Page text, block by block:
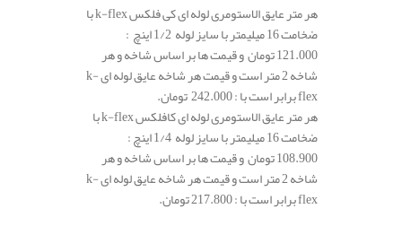
هر متر عایق الاستومری لوله ای کی فلکس k-flex با
ضخامت 16 میلیمتر با سایز لوله 1/2 اینچ :
121.000 تومان و قیمت ها بر اساس شاخه و هر
شاخه 2 متر است و قیمت هر شاخه عایق لوله ای k-
flex برابر است با : 242.000 تومان.
هر متر عایق الاستومری لوله ای کافلکس k-flex با
ضخامت 16 میلیمتر با سایز لوله 1/4 اینچ :
108.900 تومان و قیمت ها بر اساس شاخه و هر
شاخه 2 متر است و قیمت هر شاخه عایق لوله ای k-
flex برابر است با : 217.800 تومان.